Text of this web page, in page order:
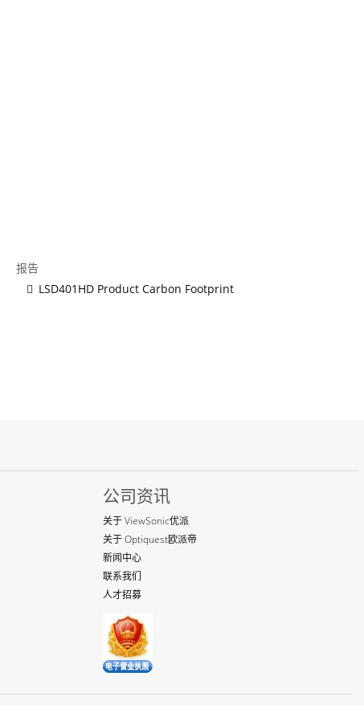
报告
LSD401HD Product Carbon Footprint
公司资讯
关于 ViewSonic优派
关于 Optiquest欧派帝
新闻中心
联系我们
人才招募